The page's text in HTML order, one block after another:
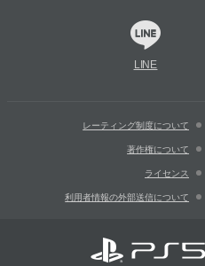
LINE
レーティング制度について
著作権について
ライセンス
利用者情報の外部送信について